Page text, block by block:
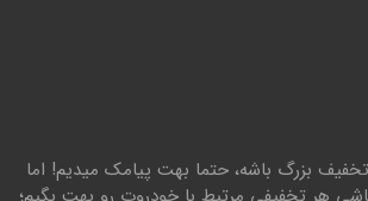
بزرگ باشه، حتما بهت پیامک میدیم! اما